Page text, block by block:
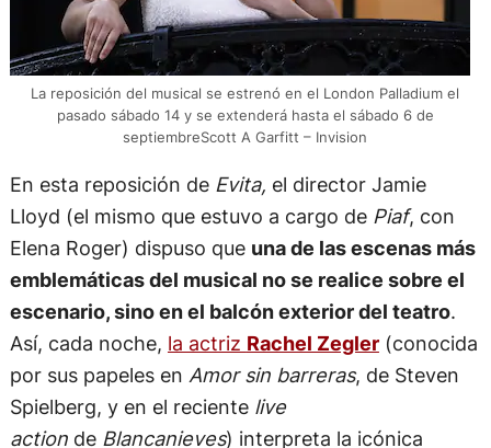
La reposición del musical se estrenó en el London Palladium el
pasado sábado 14 y se extenderá hasta el sábado 6 de
septiembreScott A Garfitt – Invision
En esta reposición de Evita, el director Jamie
Lloyd (el mismo que estuvo a cargo de Piaf, con
Elena Roger) dispuso que una de las escenas más
emblemáticas del musical no se realice sobre el
escenario, sino en el balcón exterior del teatro.
Así, cada noche, la actriz Rachel Zegler(conocida
por sus papeles en Amor sin barreras, de Steven
Spielberg, y en el reciente live
actionde Blancanieves) interpreta la icónica